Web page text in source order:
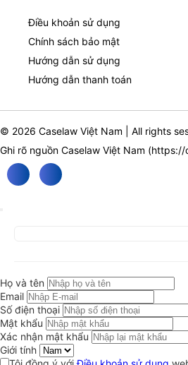
Điều khoản sử dụng
Chính sách bảo mật
Hướng dẫn sử dụng
Hướng dẫn thanh toán
© 2026 Caselaw Việt Nam | All rights
Ghi rõ nguồn Caselaw Việt Nam (https://
Họ và tên
Email
Số điện thoại
Mật khẩu
Xác nhận mật khẩu
Giới tính